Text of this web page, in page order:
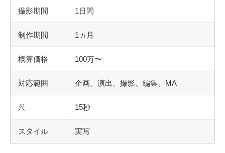
撮影期間 1日間
制作期間 1ヵ月
概算価格 100万〜
対応範囲 企画、演出、撮影、編集、MA
尺 15秒
スタイル 実写